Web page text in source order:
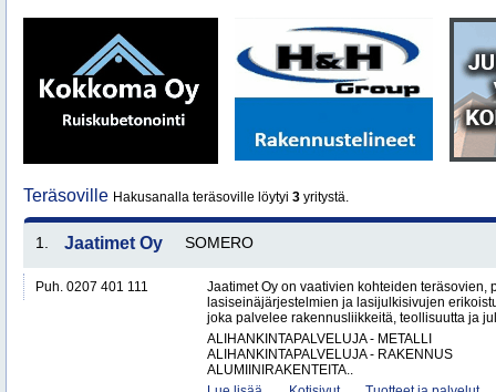
Teräsoville Hakusanalla teräsoville löytyi 3 yritystä.
1. Jaatimet Oy SOMERO
Puh. 0207 401 111
Jaatimet Oy on vaativien kohteiden teräsovien,
lasiseinäjärjestelmien ja lasijulkisivujen
joka palvelee rakennusliikkeitä, teollisuutta ja
ALIHANKINTAPALVELUJA - METALLI
ALIHANKINTAPALVELUJA - RAKENNUS
ALUMIINIRAKENTEITA..